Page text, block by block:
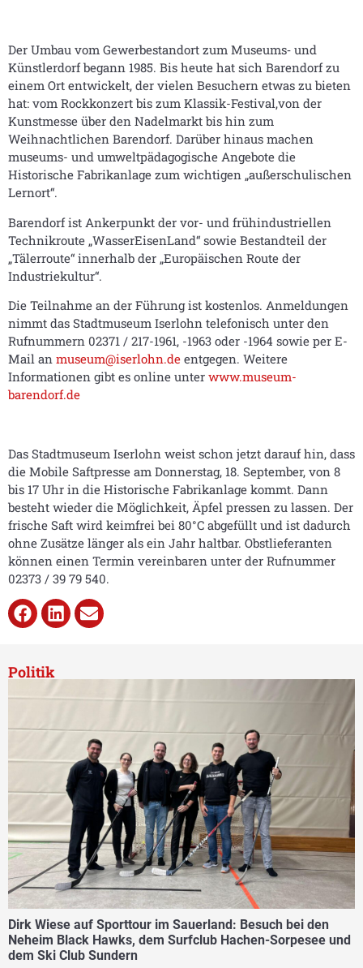
Der Umbau vom Gewerbestandort zum Museums‑ und
Künstlerdorf begann 1985. Bis heute hat sich Barendorf zu
einem Ort entwickelt, der vielen Besuchern etwas zu bieten
hat: vom Rockkonzert bis zum Klassik-Festival,von der
Kunst­messe über den Nadelmarkt bis hin zum
Weihnachtlichen Barendorf. Darüber hinaus machen
museums- und umweltpädagogische Angebote die
Historische Fabrikanlage zum wichtigen „außerschulischen
Lernort“.
Barendorf ist Ankerpunkt der vor- und frühindustriellen
Technikroute „WasserEisenLand“ sowie Bestandteil der
„Tälerroute“ innerhalb der „Europäischen Route der
Industriekultur“.
Die Teilnahme an der Führung ist kostenlos. Anmel­dungen
nimmt das Stadtmuseum Iserlohn telefonisch unter den
Rufnummern 02371 / 217-1961, -1963 oder -1964 sowie per E-
Mail an museum@iserlohn.de entgegen. Weitere
Informationen gibt es online unter www.museum-
barendorf.de
Das Stadtmuseum Iserlohn weist schon jetzt darauf hin, dass
die Mobile Saftpresse am Donnerstag, 18. September, von 8
bis 17 Uhr in die Historische Fabrikanlage kommt. Dann
besteht wieder die Möglichkeit, Äpfel pressen zu lassen. Der
fri­sche Saft wird keimfrei bei 80°C abgefüllt und ist dadurch
ohne Zusätze länger als ein Jahr haltbar. Obstlieferanten
können einen Termin vereinbaren unter der Rufnummer
02373 / 39 79 5­40.
Politik
Dirk Wiese auf Sporttour im Sauerland: Besuch bei den
Neheim Black Hawks, dem Surfclub Hachen-Sorpesee und
dem Ski Club Sundern